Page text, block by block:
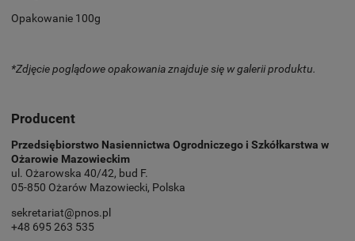
Opakowanie 100g
*Zdjęcie poglądowe opakowania znajduje się w galerii produktu.
Producent
Przedsiębiorstwo Nasiennictwa Ogrodniczego i Szkółkarstwa w
Ożarowie Mazowieckim
ul. Ożarowska 40/42, bud F.
05-850 Ożarów Mazowiecki, Polska
sekretariat@pnos.pl
+48 695 263 535